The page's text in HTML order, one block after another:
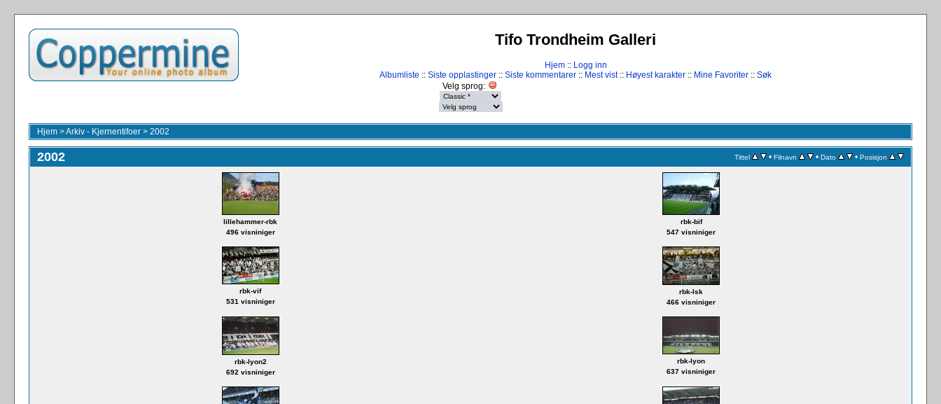
Tifo Trondheim Galleri
Hjem:: Logg inn
Albumliste :: Siste opplastinger :: Siste kommentarer :: Mest vist:: Høyest karakter :: Mine Favoriter :: Søk
Velg sprog:
Hjem >Arkiv - Kjernentifoer > 2002
2002 Tittel • Filnavn • Dato • Posisjon
lillehammer-rbk
496 visniniger
rbk-bif
547 visniniger
rbk-vif
531 visniniger
rbk-lsk
466 visniniger
rbk-lyon2
692 visniniger
rbk-lyon
637 visniniger